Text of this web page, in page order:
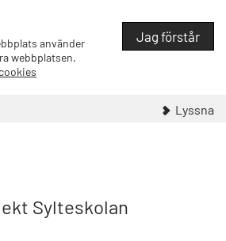
använder
webbplatsen.
Jag förstår
Lyssna
Sylteskolan